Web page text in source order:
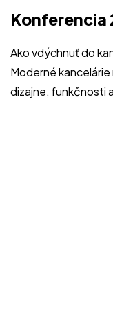
Konferencia
Ako vdýchnuť do
Moderné kancelárie
dizajne, funkčnosti